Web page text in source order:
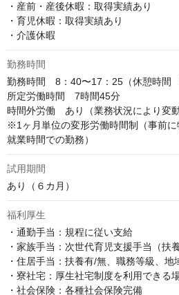
・産前・産後休暇：取得実績あり
・育児休暇：取得実績あり
・介護休暇
勤務時間
勤務時間　8：40〜17：25（休憩時間　
所定労働時間　7時間45分
時間外労働　あり（業務状況により変動
※1ヶ月単位の変形労働時間制（事前
就業時間での勤務）
試用期間
あり（６カ月）
福利厚生
・通勤手当：規程に従い支給
・家族手当：次世代育児支援手当（扶
・住居手当：扶養有/無、職務等級、地
・寮社宅：厚生社宅制度を利用できる
・社会保険：各種社会保険完備